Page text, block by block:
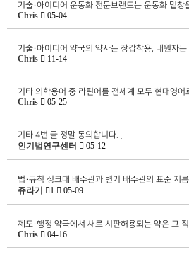
기술·아이디어 운동화 전문브랜드는 운동화 밑
Chris 05-04
기술·아이디어 약국의 약사는 장갑착용, 내원자
Chris 11-14
기타 의학용어 중 라틴어를 전세계 모두 현대영
Chris 05-25
기타 4번 글 정말 동의합니다.
인기법연구센터 05-12
법·규칙 싱크대 배수관과 변기 배수관의 표준 지
쥬라기 1 05-09
제도·행정 약국에서 새로 시판허용되는 약은 그
Chris 04-16